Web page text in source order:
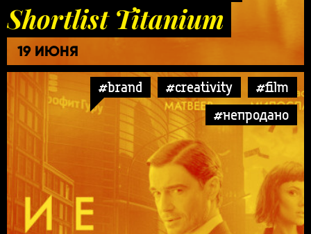
Shortlist Titanium
19 ИЮНЯ
#brand #creativity
#film
#непродано